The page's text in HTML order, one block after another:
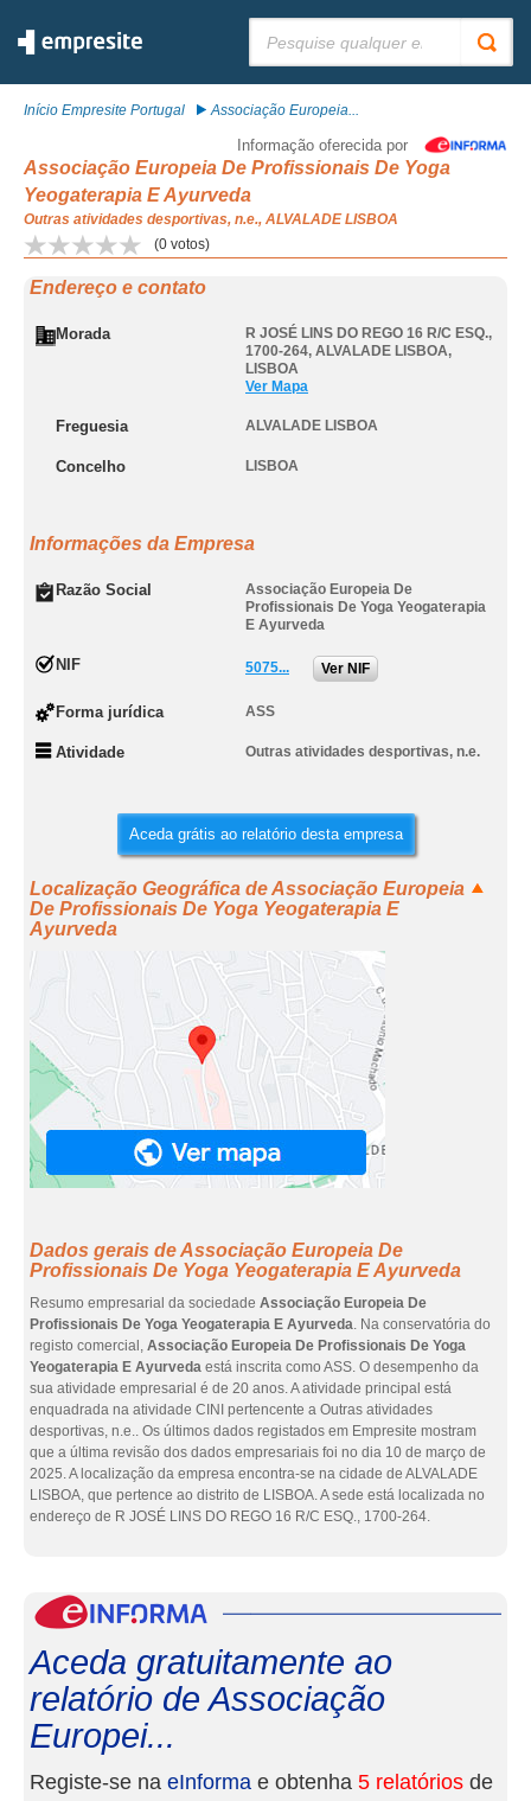
Início Empresite Portugal Associação Europeia...
Informação oferecida por
Associação Europeia De Profissionais De Yoga
Yeogaterapia E Ayurveda
Outras atividades desportivas, n.e., ALVALADE LISBOA
(0 votos)
Endereço e contato
Morada
R JOSÉ LINS DO REGO 16 R/C ESQ.,
1700-264, ALVALADE LISBOA,
LISBOA
Ver Mapa
Freguesia ALVALADE LISBOA
Concelho LISBOA
Informações da Empresa
Razão Social
Associação Europeia De
Profissionais De Yoga Yeogaterapia
E Ayurveda
NIF 5075... Ver NIF
Forma jurídica ASS
Atividade Outras atividades desportivas, n.e.
Aceda grátis ao relatório desta empresa
Localização Geográfica de Associação Europeia
De Profissionais De Yoga Yeogaterapia E
Ayurveda
Dados gerais de Associação Europeia De
Profissionais De Yoga Yeogaterapia E Ayurveda
Resumo empresarial da sociedade Associação Europeia De
Profissionais De Yoga Yeogaterapia E Ayurveda. Na conservatória do
registo comercial, Associação Europeia De Profissionais De Yoga
Yeogaterapia E Ayurveda está inscrita como ASS. O desempenho da
sua atividade empresarial é de 20 anos. A atividade principal está
enquadrada na atividade CINI pertencente a Outras atividades
desportivas, n.e.. Os últimos dados registados em Empresite mostram
que a última revisão dos dados empresariais foi no dia 10 de março de
2025. A localização da empresa encontra-se na cidade de ALVALADE
LISBOA, que pertence ao distrito de LISBOA. A sede está localizada no
endereço de R JOSÉ LINS DO REGO 16 R/C ESQ., 1700-264.
Aceda gratuitamente ao
relatório de Associação
Europei...
Registe-se na eInforma e obtenha 5 relatórios de